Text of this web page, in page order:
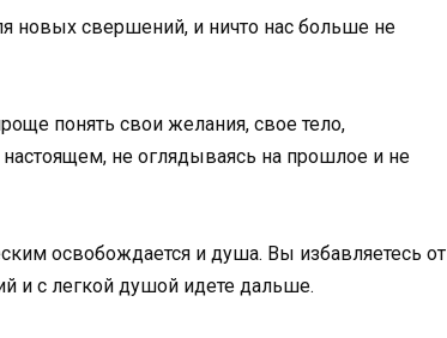
новых свершений, и ничто нас больше не
понять свои желания, свое тело,
не оглядываясь на прошлое и не
освобождается и душа. Вы избавляетесь от
и с легкой душой идете дальше.